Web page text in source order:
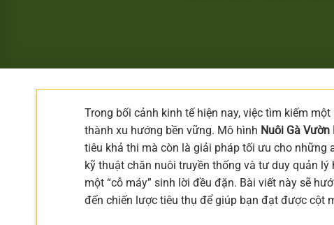
Trong bối cảnh kinh tế hiện nay, việc tìm kiếm
thành xu hướng bền vững. Mô hình Nuôi Gà
tiêu khả thi mà còn là giải pháp tối ưu cho những
kỹ thuật chăn nuôi truyền thống và tư duy quản
một “cỗ máy” sinh lời đều đặn. Bài viết này sẽ
đến chiến lược tiêu thụ để giúp bạn đạt được cột